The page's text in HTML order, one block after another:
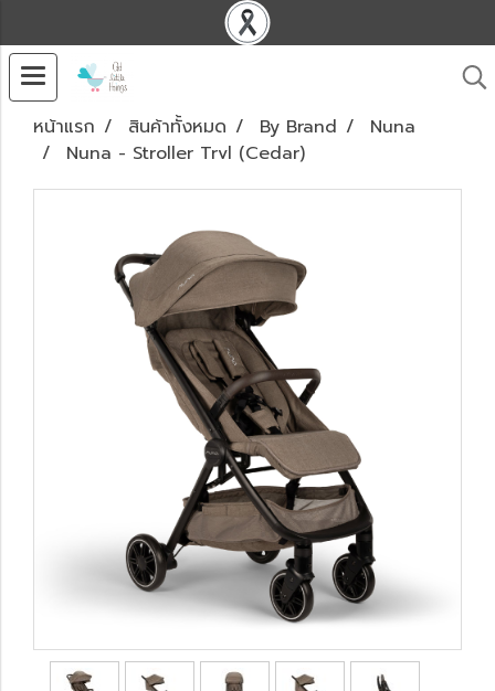
หน้าแรก สินค้าทั้งหมด By Brand
Nuna
Nuna - Stroller Trvl (Cedar)